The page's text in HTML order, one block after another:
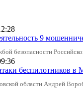
9
безопасности
беспилотников в
области Андрей